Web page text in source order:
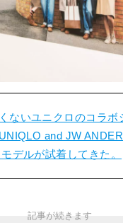
ないユニクロのコラボ
and JW
デルが試着してきた。